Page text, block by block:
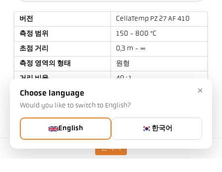
연락처
버전
CellaTemp PZ 27 AF 410
측정 범위
150 - 800 °C
초점 거리
0,3 m - ∞
측정 영역의 형태
원형
거리 비율
40 : 1
렌즈
측정 원리
스펙트럼
조준 옵션
조준 옵션
레이저 표적 광
×
Choose language
Would you like to switch to English?
English 한국어